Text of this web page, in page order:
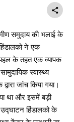
समुदाय की भलाई के
ने एक
पहल के तहत एक व्यापक
स्वास्थ्य
जांच किया गया।
था और इसमें बड़ी
उद्घाटन हिंडालको के